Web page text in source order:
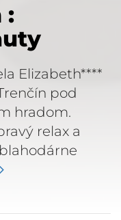
:
Elizabeth****
pod
hradom.
relax a